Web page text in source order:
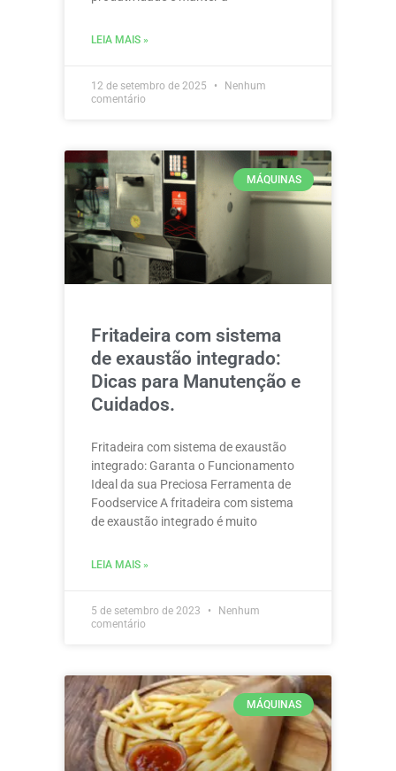
LEIA MAIS »
12 de setembro de 2025
Nenhum
comentário
MÁQUINAS
Fritadeira com sistema
de exaustão integrado:
Dicas para Manutenção e
Cuidados.
Fritadeira com sistema de exaustão
integrado: Garanta o Funcionamento
Ideal da sua Preciosa Ferramenta de
Foodservice A fritadeira com sistema
de exaustão integrado é muito
LEIA MAIS »
5 de setembro de 2023
Nenhum
comentário
MÁQUINAS